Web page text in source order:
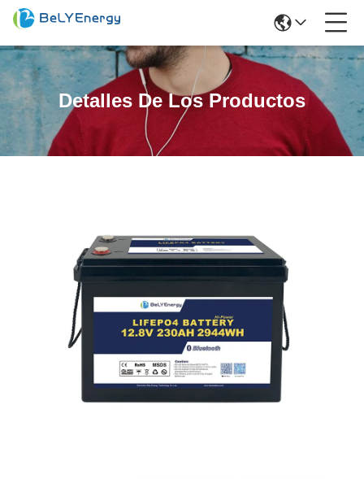
Detalles De Los Productos